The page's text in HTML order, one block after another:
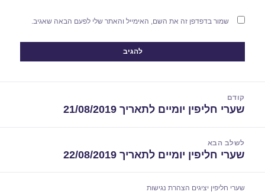
שמור בדפדפן זה את השם, האימייל והאתר שלי לפעם הבאה שאגיב.
קודם
הפוסט
שערי חליפין יומיים לתאריך 21/08/2019
לשלב הבא
הפוסט
שערי חליפין יומיים לתאריך 22/08/2019
שערי חליפין יציגים הצהרת נגישות